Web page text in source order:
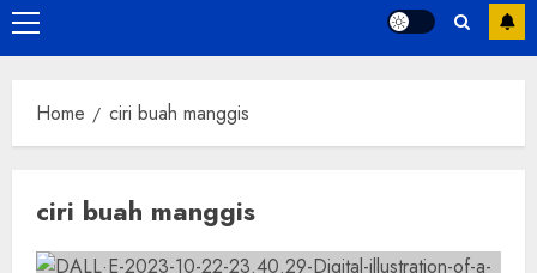
Primary
Menu
Home ciri buah manggis
ciri buah manggis